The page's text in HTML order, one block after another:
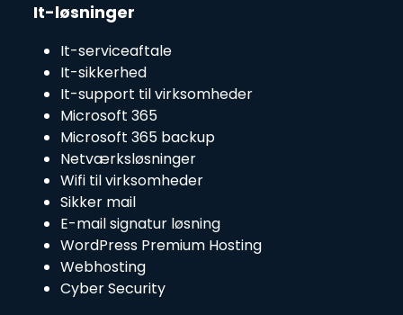
It-løsninger
It-serviceaftale
It-sikkerhed
It-support til virksomheder
Microsoft 365
Microsoft 365 backup
Netværksløsninger
Wifi til virksomheder
Sikker mail
E-mail signatur løsning
WordPress Premium Hosting
Webhosting
Cyber Security